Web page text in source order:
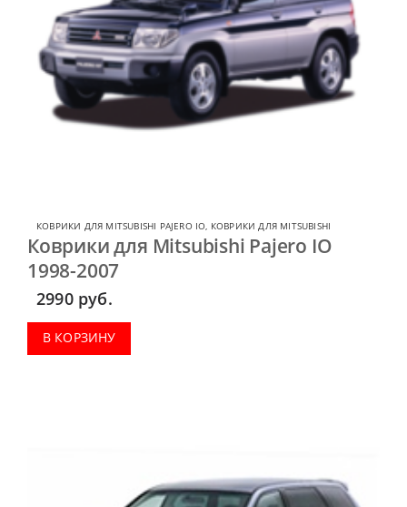
КОВРИКИ ДЛЯ MITSUBISHI PAJERO IO, КОВРИКИ ДЛЯ MITSUBISHI
Коврики для Mitsubishi Pajero IO
1998-2007
2990 руб.
В КОРЗИНУ